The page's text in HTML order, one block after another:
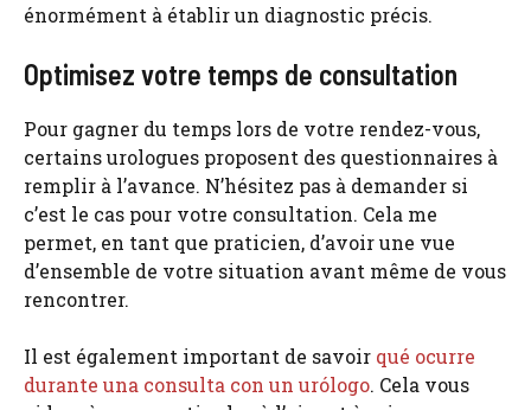
énormément à établir un diagnostic précis.
Optimisez votre temps de consultation
Pour gagner du temps lors de votre rendez-vous,
certains urologues proposent des questionnaires à
remplir à l’avance. N’hésitez pas à demander si
c’est le cas pour votre consultation. Cela me
permet, en tant que praticien, d’avoir une vue
d’ensemble de votre situation avant même de vous
rencontrer.
Il est également important de savoir qué ocurre
durante una consulta con un urólogo. Cela vous